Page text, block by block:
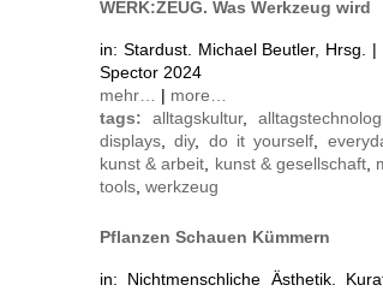
WERK:ZEUG. Was Werkzeug wird
in: Stardust. Michael Beutler, Hrsg.
Spector 2024
mehr… | more…
tags: alltagskultur,
displays,diy, do it yourself,
kunst & arbeit, kunst & gesellschaft,
tools, werkzeug
Pflanzen Schauen Kümmern
in: Nichtmenschliche Ästhetik.